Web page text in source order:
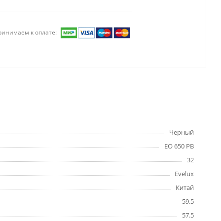
к оплате:
Черный
EO 650 PB
32
Evelux
Китай
59.5
57.5